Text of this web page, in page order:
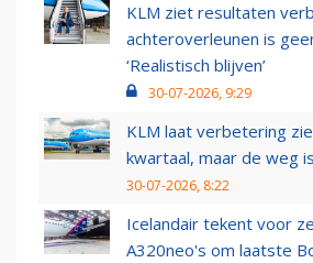
KLM ziet resultaten
achteroverleunen is
‘Realistisch blijven’
30-07-2026, 9:29
KLM laat verbetering
kwartaal, maar de weg
30-07-2026, 8:22
Icelandair tekent voor
A320neo's om laatste